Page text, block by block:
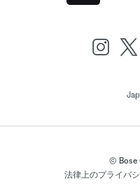
© Bose
法律上のプライバ